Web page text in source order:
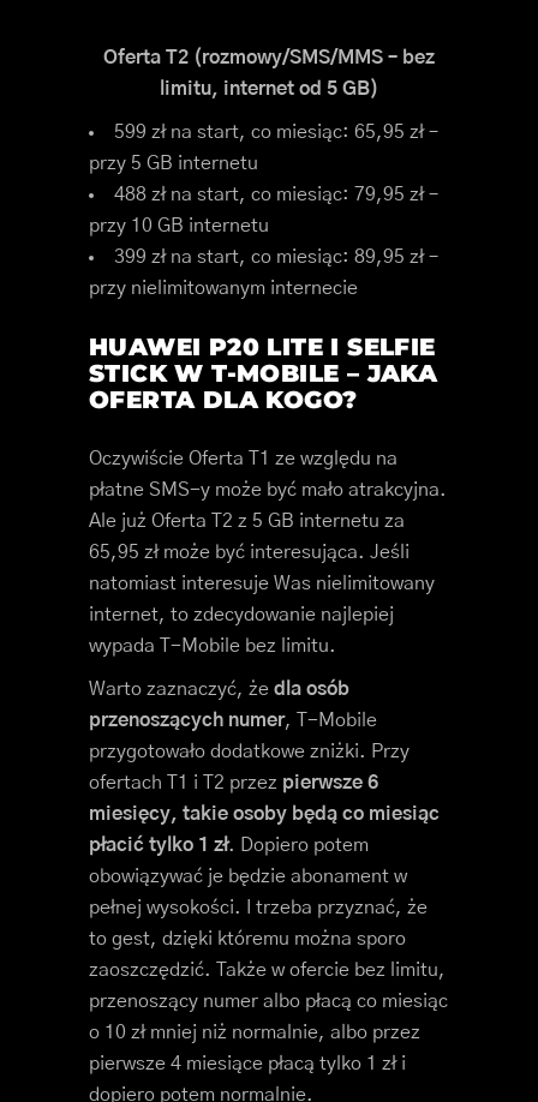
Oferta T2 (rozmowy/SMS/MMS – bez
limitu, internet od 5 GB)
599 zł na start, co miesiąc: 65,95 zł –
przy 5 GB internetu
488 zł na start, co miesiąc: 79,95 zł –
przy 10 GB internetu
399 zł na start, co miesiąc: 89,95 zł –
przy nielimitowanym internecie
HUAWEI P20 LITE I SELFIE
STICK W T-MOBILE – JAKA
OFERTA DLA KOGO?
Oczywiście Oferta T1 ze względu na
płatne SMS-y może być mało atrakcyjna.
Ale już Oferta T2 z 5 GB internetu za
65,95 zł może być interesująca. Jeśli
natomiast interesuje Was nielimitowany
internet, to zdecydowanie najlepiej
wypada T-Mobile bez limitu.
Warto zaznaczyć, że dla osób
przenoszących numer, T-Mobile
przygotowało dodatkowe zniżki. Przy
ofertach T1 i T2 przez pierwsze 6
miesięcy, takie osoby będą co miesiąc
płacić tylko 1 zł. Dopiero potem
obowiązywać je będzie abonament w
pełnej wysokości. I trzeba przyznać, że
to gest, dzięki któremu można sporo
zaoszczędzić. Także w ofercie bez limitu,
przenoszący numer albo płacą co miesiąc
o 10 zł mniej niż normalnie, albo przez
pierwsze 4 miesiące płacą tylko 1 zł i
dopiero potem normalnie.